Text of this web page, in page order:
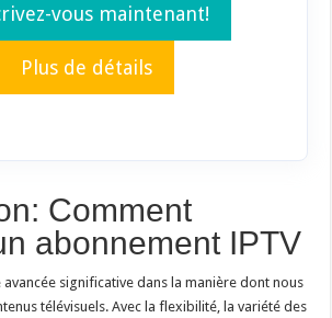
vous maintenant!
Plus de détails
Comment
abonnement IPTV
avancée significative dans la manière dont nous
télévisuels. Avec la flexibilité, la variété des